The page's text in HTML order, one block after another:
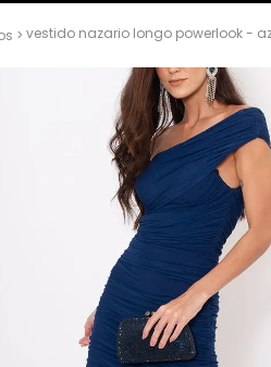
vestido nazario longo powerlook -